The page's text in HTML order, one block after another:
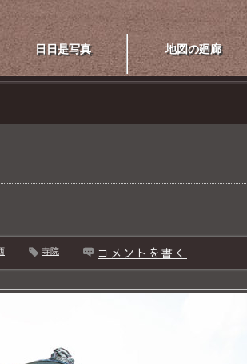
日日是写真 地図の廻廊
寺院 コメントを書く